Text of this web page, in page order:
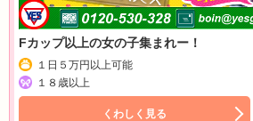
Fカップ以上の女の子集まれー！
１日５万円以上可能
１８歳以上
くわしく見る